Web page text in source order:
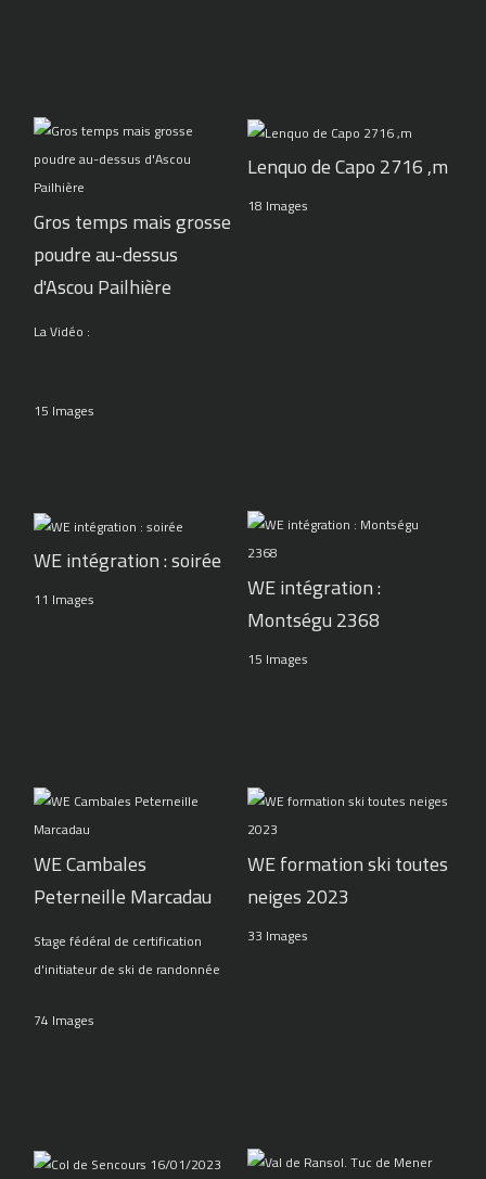
Gros temps mais grosse
poudre au-dessus
d'Ascou Pailhière
La Vidéo :
15 Images
Lenquo de Capo 2716 ,m
18 Images
WE intégration : soirée
11 Images
WE intégration :
Montségu 2368
15 Images
WE Cambales
Peterneille Marcadau
Stage fédéral de certification
d'initiateur de ski de randonnée
74 Images
WE formation ski toutes
neiges 2023
33 Images